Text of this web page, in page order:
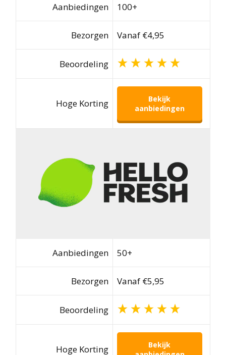
Aanbiedingen 100+
Bezorgen Vanaf €4,95
Beoordeling
Hoge Korting
Bekijk
aanbiedingen
Aanbiedingen 50+
Bezorgen Vanaf €5,95
Beoordeling
Hoge Korting
Bekijk